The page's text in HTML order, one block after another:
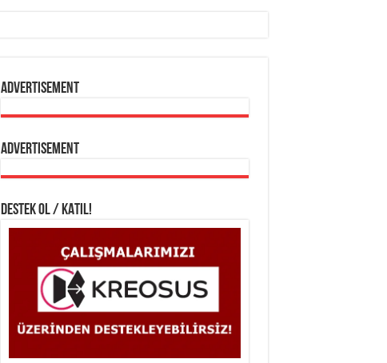
Advertisement
Advertisement
DESTEK OL / KATIL!